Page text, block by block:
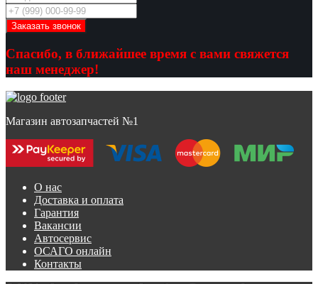
Спасибо, в ближайшее время с вами свяжется
наш менеджер!
Магазин автозапчастей №1
О нас
Доставка и оплата
Гарантия
Вакансии
Автосервис
ОСАГО онлайн
Контакты